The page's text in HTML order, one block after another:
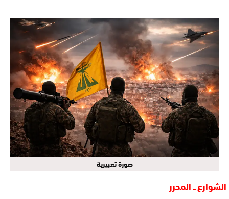
صورة تعبيرية
الشوارع ــ المحرر